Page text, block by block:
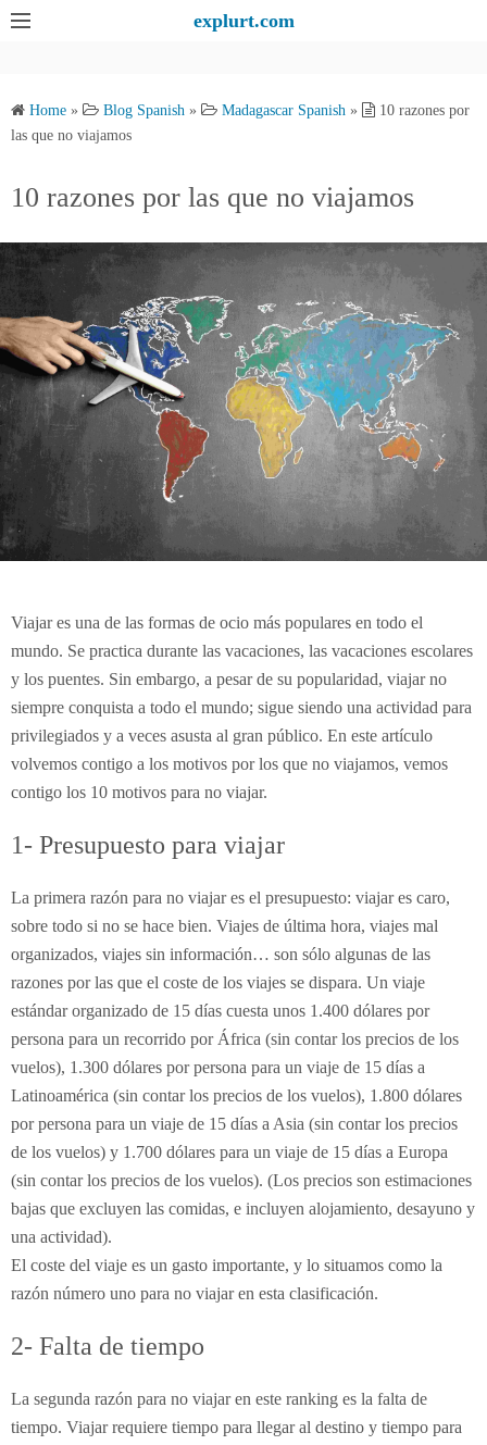
n
n
t
explurt.com
Home » Blog Spanish » Madagascar Spanish »
10 razones por
las que no viajamos
10 razones por las que no viajamos
Viajar es una de las formas de ocio más populares en todo el
mundo. Se practica durante las vacaciones, las vacaciones escolares
y los puentes. Sin embargo, a pesar de su popularidad, viajar no
siempre conquista a todo el mundo; sigue siendo una actividad para
privilegiados y a veces asusta al gran público. En este artículo
volvemos contigo a los motivos por los que no viajamos, vemos
contigo los 10 motivos para no viajar.
1- Presupuesto para viajar
La primera razón para no viajar es el presupuesto: viajar es caro,
sobre todo si no se hace bien. Viajes de última hora, viajes mal
organizados, viajes sin información… son sólo algunas de las
razones por las que el coste de los viajes se dispara. Un viaje
estándar organizado de 15 días cuesta unos 1.400 dólares por
persona para un recorrido por África (sin contar los precios de los
vuelos), 1.300 dólares por persona para un viaje de 15 días a
Latinoamérica (sin contar los precios de los vuelos), 1.800 dólares
por persona para un viaje de 15 días a Asia (sin contar los precios
de los vuelos) y 1.700 dólares para un viaje de 15 días a Europa
(sin contar los precios de los vuelos). (Los precios son estimaciones
bajas que excluyen las comidas, e incluyen alojamiento, desayuno y
una actividad).
El coste del viaje es un gasto importante, y lo situamos como la
razón número uno para no viajar en esta clasificación.
2- Falta de tiempo
La segunda razón para no viajar en este ranking es la falta de
tiempo. Viajar requiere tiempo para llegar al destino y tiempo para